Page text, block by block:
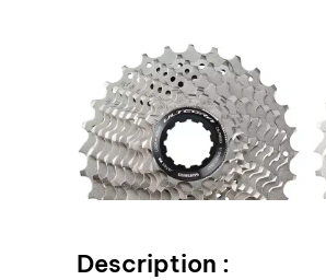
Description :